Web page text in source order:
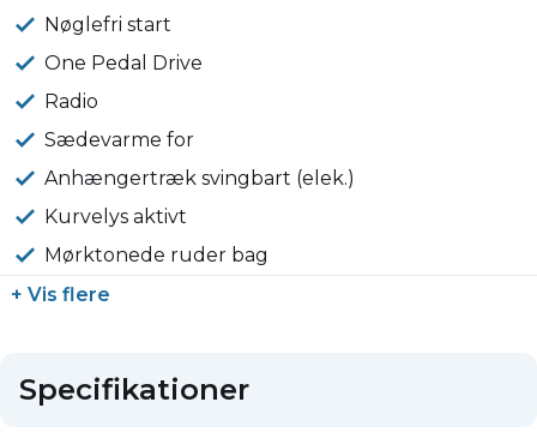
Nøglefri start
One Pedal Drive
Radio
Sædevarme for
Anhængertræk svingbart (elek.)
Kurvelys aktivt
Mørktonede ruder bag
+ Vis flere
Specifikationer